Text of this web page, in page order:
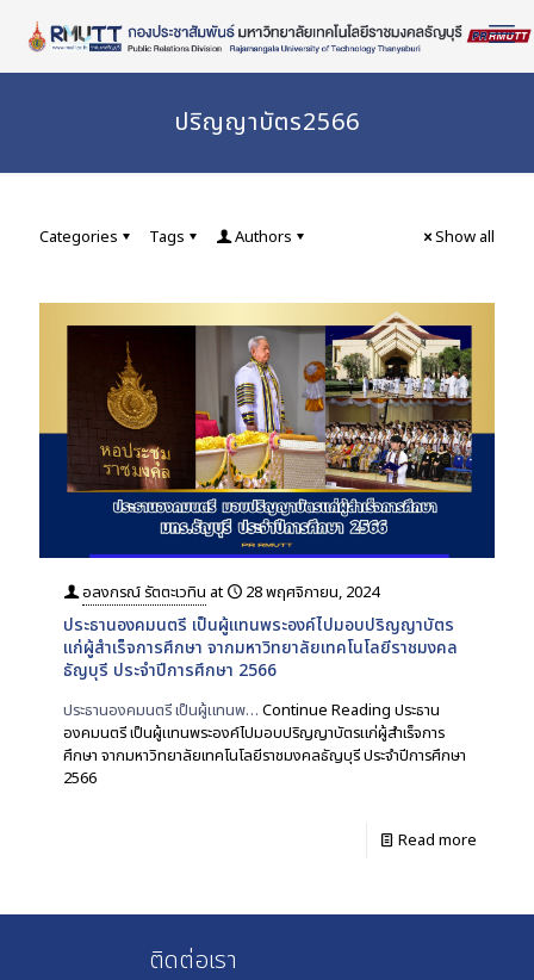
Content
ปริญญาบัตร2566
Categories Tags Authors Show all
อลงกรณ์ รัตตะเวทิน at 28 พฤศจิกายน, 2024
ประธานองคมนตรี เป็นผู้แทนพระองค์ไปมอบปริญญาบัตร
แก่ผู้สำเร็จการศึกษา จากมหาวิทยาลัยเทคโนโลยีราชมงคล
ธัญบุรี ประจำปีการศึกษา 2566
ประธานองคมนตรี เป็นผู้แทนพ… Continue Reading ประธาน
องคมนตรี เป็นผู้แทนพระองค์ไปมอบปริญญาบัตรแก่ผู้สำเร็จการ
ศึกษา จากมหาวิทยาลัยเทคโนโลยีราชมงคลธัญบุรี ประจำปีการศึกษา
2566
Read more
ติดต่อเรา